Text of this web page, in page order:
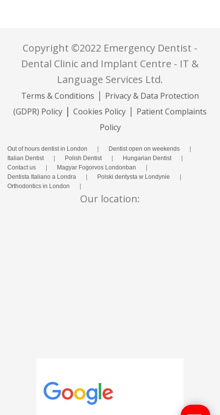
Copyright ©2022 Emergency Dentist -
Dental Clinic and Implant Centre - IT &
Language Services Ltd.
Terms & Conditions | Privacy & Data Protection
(GDPR) Policy | Cookies Policy | Patient Complaints
Policy
Out of hours dentist in London Dentist open on weekends
Italian Dentist
Polish Dentist Hungarian Dentist
Contact us
Magyar Fogorvos Londonban
Dentista Italiano a Londra
Polski dentysta w Londynie
Orthodontics in London
Our location: